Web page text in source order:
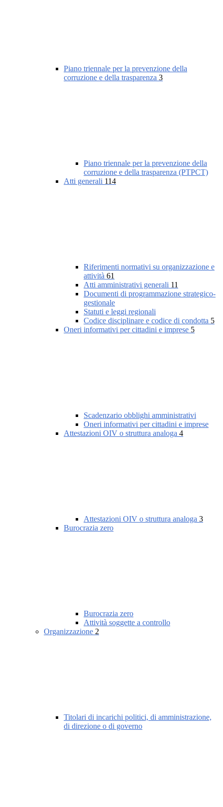
Piano triennale per la prevenzione della
corruzione e della trasparenza 3
Piano triennale per la prevenzione della
corruzione e della trasparenza (PTPCT)
Atti generali 114
Riferimenti normativi su organizzazione e
attività 61
Atti amministrativi generali 11
Documenti di programmazione strategico-
gestionale
Statuti e leggi regionali
Codice disciplinare e codice di condotta 5
Oneri informativi per cittadini e imprese 5
Scadenzario obblighi amministrativi
Oneri informativi per cittadini e imprese
Attestazioni OIV o struttura analoga 4
Attestazioni OIV o struttura analoga 3
Burocrazia zero
Burocrazia zero
Attività soggette a controllo
Organizzazione 2
Titolari di incarichi politici, di amministrazione,
di direzione o di governo